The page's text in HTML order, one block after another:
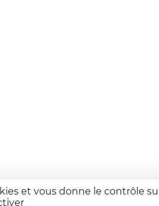
et vous donne le contrôle